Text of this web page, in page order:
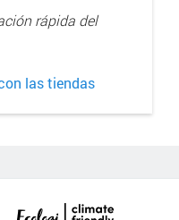
rápida del
las tiendas